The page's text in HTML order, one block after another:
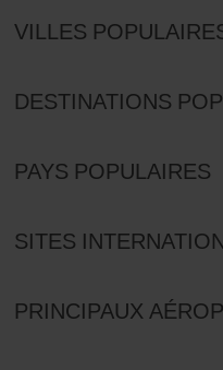
VILLES
DESTINATIONS
PAYS POPULAIRES
SITES
PRINCIPAUX